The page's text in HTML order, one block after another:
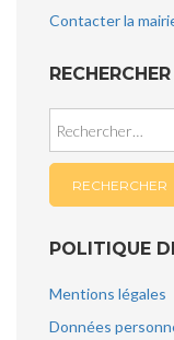
Contacter la
POLITIQUE
Mentions légales
Données